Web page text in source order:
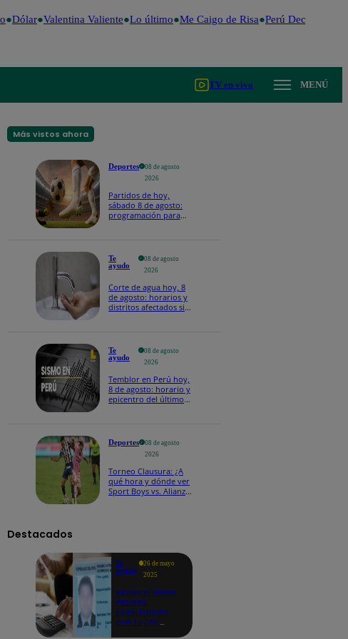
Dólar Valentina Valiente Lo último Me Caigo de Risa Perú Decide 2026
TV en vivo MENÚ
Más vistos ahora
Deportes
08 de agosto
2026
Partidos de hoy,
sábado 8 de agosto:
programación para
Te
ayudo
08 de agosto
2026
Corte de agua hoy, 8
de agosto: horarios y
distritos afectados sin
Te
ayudo
08 de agosto
2026
Temblor en Perú hoy,
8 de agosto: horario y
epicentro del último
Deportes
08 de agosto
2026
Torneo Clausura: ¿A
qué hora y dónde ver
Sport Boys vs. Alianza
Destacados
Te
ayudo
26 de mayo
2025
Revisa si tienes
deudas
consultando
con tu DNI: